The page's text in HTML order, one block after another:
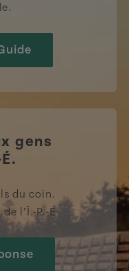
gens
du coin.
l’Î.-P.-É